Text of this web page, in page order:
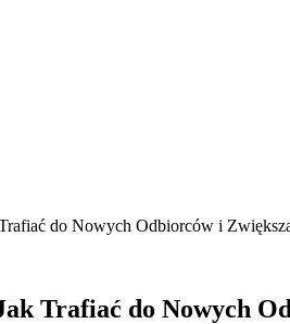
do Nowych Odbiorców i
Trafiać do Nowych